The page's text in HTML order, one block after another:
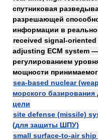
спутниковая
разрешающей
информации в
received signal-
adjusting ECM system
регулированием
мощности
sea-based nuclear
морского базирования
цели
site defense (missile)
(для защиты ШПУ)
small surface-to-air